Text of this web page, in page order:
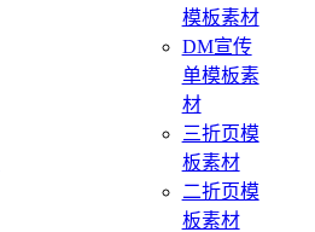
模板素材
DM宣传
单模板素
材
三折页模
板素材
二折页模
板素材